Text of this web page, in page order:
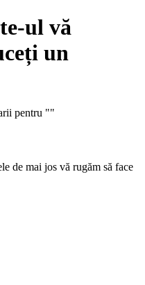
ul vă
un
pentru ""
de mai jos vă rugăm să face